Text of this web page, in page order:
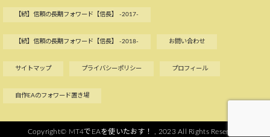
【続】信頼の長期フォワード【信長】 -2017-
【続】信頼の長期フォワード【信長】 -2018- お問い合わせ
サイトマップ プライバシーポリシー プロフィール
自作EAのフォワード置き場
Copyright© MT4でEAを使いたおす！ , 2023 All Rights Reserved.